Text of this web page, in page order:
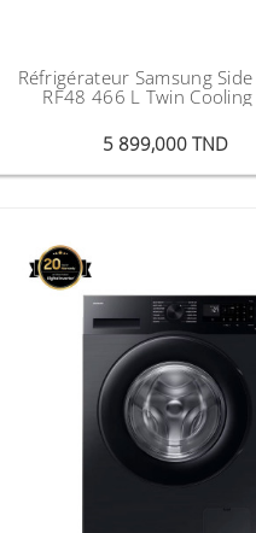
Réfrigérateur Samsung
RF48 466 L Twin
5 899,000 TND